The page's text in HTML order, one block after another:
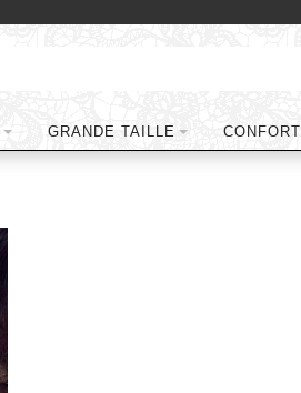
GRANDE TAILLE CONFORT